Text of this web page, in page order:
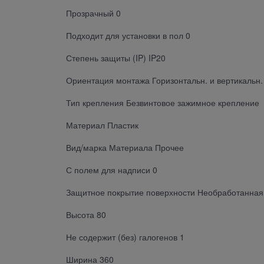
Прозрачный 0
Подходит для установки в пол 0
Степень защиты (IP) IP20
Ориентация монтажа Горизонтальн. и вертикальн.
Тип крепления Безвинтовое зажимное крепление
Материал Пластик
Вид/марка Материала Прочее
С полем для надписи 0
Защитное покрытие поверхности
Высота 80
Не содержит (без) галогенов 1
Ширина 360